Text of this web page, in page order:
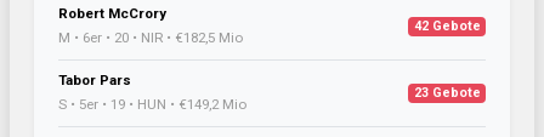
Robert McCrory
M • 6er • 20 • NIR • €182,5 Mio
42 Gebote
Tabor Pars
S • 5er • 19 • HUN • €149,2 Mio
23 Gebote